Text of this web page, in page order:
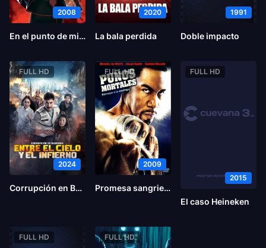
2008
En el punto de mira
2020
La bala perdida
1991
Doble impacto
FULL HD
2024
Corrupción en Bangkok: Entre el cielo y el infierno
FULL HD
2009
Promesa sangrienta
FULL HD
2015
El caso Heineken
FULL HD FULL HD